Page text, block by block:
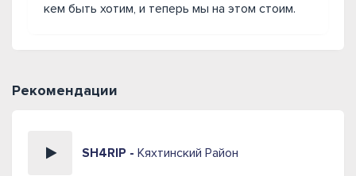
кем быть хотим, и теперь мы на этом стоим.
Рекомендации
SH4RIP - Кяхтинский Район